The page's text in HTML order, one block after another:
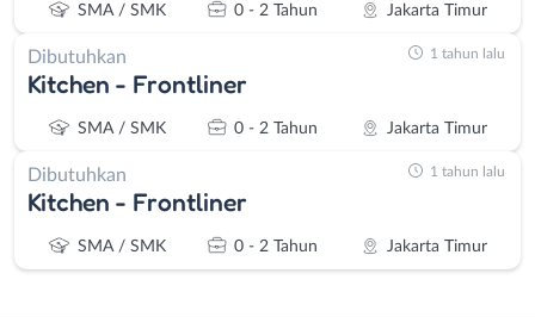
SMA / SMK 0 - 2 Tahun Jakarta Timur
Dibutuhkan
Kitchen - Frontliner
SMA / SMK 0 - 2 Tahun Jakarta Timur
1 tahun lalu
Dibutuhkan
Kitchen - Frontliner
SMA / SMK 0 - 2 Tahun Jakarta Timur
1 tahun lalu